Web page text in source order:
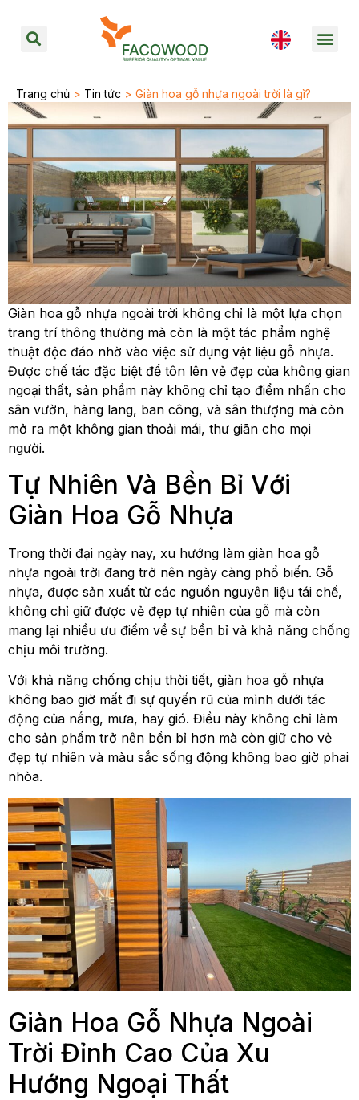
Trang chủ > Tin tức > Giàn hoa gỗ nhựa ngoài trời là gì?
Giàn hoa gỗ nhựa ngoài trời không chỉ là một lựa chọn
trang trí thông thường mà còn là một tác phẩm nghệ
thuật độc đáo nhờ vào việc sử dụng vật liệu gỗ nhựa.
Được chế tác đặc biệt để tôn lên vẻ đẹp của không gian
ngoại thất, sản phẩm này không chỉ tạo điểm nhấn cho
sân vườn, hàng lang, ban công, và sân thượng mà còn
mở ra một không gian thoải mái, thư giãn cho mọi
người.
Tự Nhiên Và Bền Bỉ Với
Giàn Hoa Gỗ Nhựa
Trong thời đại ngày nay, xu hướng làm giàn hoa gỗ
nhựa ngoài trời đang trở nên ngày càng phổ biến. Gỗ
nhựa, được sản xuất từ các nguồn nguyên liệu tái chế,
không chỉ giữ được vẻ đẹp tự nhiên của gỗ mà còn
mang lại nhiều ưu điểm về sự bền bỉ và khả năng chống
chịu môi trường.
Với khả năng chống chịu thời tiết, giàn hoa gỗ nhựa
không bao giờ mất đi sự quyến rũ của mình dưới tác
động của nắng, mưa, hay gió. Điều này không chỉ làm
cho sản phẩm trở nên bền bỉ hơn mà còn giữ cho vẻ
đẹp tự nhiên và màu sắc sống động không bao giờ phai
nhòa.
Giàn Hoa Gỗ Nhựa Ngoài
Trời Đỉnh Cao Của Xu
Hướng Ngoại Thất